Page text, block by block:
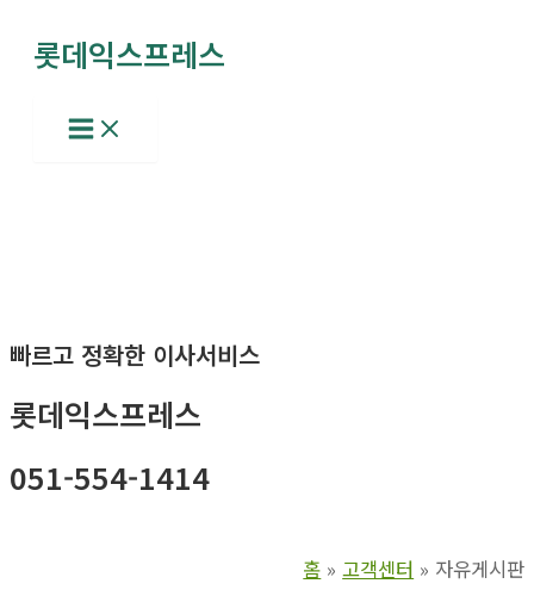
롯데익스프레스
Main
Menu
빠르고 정확한 이사서비스
롯데익스프레스
051-554-1414
홈 고객센터 자유게시판